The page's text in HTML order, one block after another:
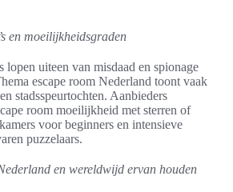
en moeilijkheidsgraden
lopen uiteen van misdaad en spionage
escape room Nederland toont vaak
stadsspeurtochten. Aanbieders
room moeilijkheid met sterren of
voor beginners en intensieve
puzzelaars.
en wereldwijd ervan houden